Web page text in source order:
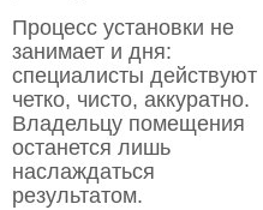
Процесс установки не
занимает и дня:
специалисты действуют
четко, чисто, аккуратно.
Владельцу помещения
останется лишь
наслаждаться
результатом.